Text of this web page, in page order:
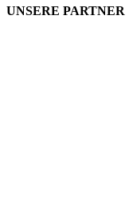
UNSERE PARTNER